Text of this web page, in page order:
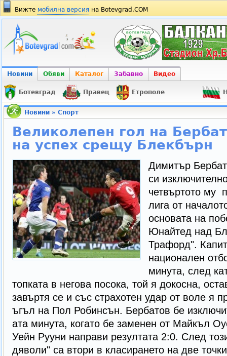
Вижте мобилна версия на Botevgrad.COM
Новини Обяви Каталог Забавно Видео
Ботевград Правец Етрополе
Новини» Спорт
Великолепен гол на
на успех срещу Блекбърн
Димитър
си
четвъртото му
лига от
основата на
Юнайтед над
Трафорд".
национален
минута, след
топката в негова посока, той я докосна,
завъртя се и със страхотен удар от воле я
ъгъл на Пол Робинсън. Бербатов бе
ата минута, когато бе заменен от Майкъл
Уейн Рууни направи резултата 2:0. След
дяволи" са втори в класирането на две